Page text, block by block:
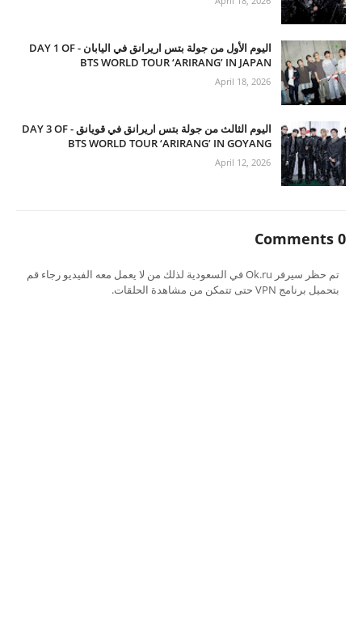
اليوم الأول من جولة بتس اريرانق في اليابان - DAY 1 OF
BTS WORLD TOUR ‘ARIRANG’ IN JAPAN
April 18, 2026
اليوم الثالث من جولة بتس اريرانق في قويانق - DAY 3 OF
BTS WORLD TOUR ‘ARIRANG’ IN GOYANG
April 12, 2026
0 Comments
تم حظر سيرفر Ok.ru في السعودية لذلك من لا يعمل معه الفيديو رجاء قم
بتحميل برنامج VPN حتى تتمكن من مشاهدة الحلقات.